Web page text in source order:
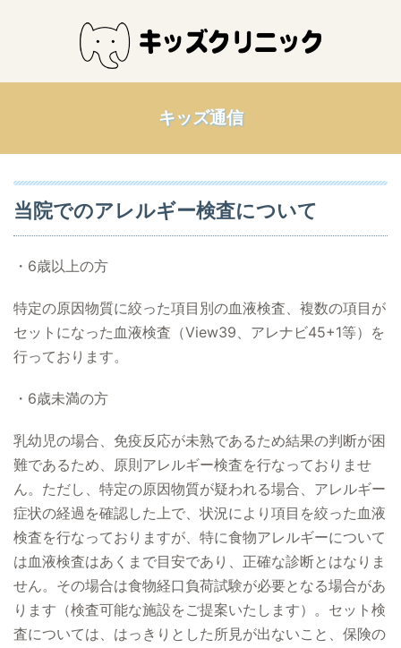
キッズ通信
当院でのアレルギー検査について
・6歳以上の方
特定の原因物質に絞った項目別の血液検査、複数の項目が
セットになった血液検査（View39、アレナビ45+1等）を
行っております。
・6歳未満の方
乳幼児の場合、免疫反応が未熟であるため結果の判断が困
難であるため、原則アレルギー検査を行なっておりませ
ん。ただし、特定の原因物質が疑われる場合、アレルギー
症状の経過を確認した上で、状況により項目を絞った血液
検査を行なっておりますが、特に食物アレルギーについて
は血液検査はあくまで目安であり、正確な診断とはなりま
せん。その場合は食物経口負荷試験が必要となる場合があ
ります（検査可能な施設をご提案いたします）。セット検
査については、はっきりとした所見が出ないこと、保険の